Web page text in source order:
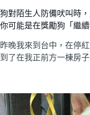
狗對陌生人防備吠叫時
你可能是在獎勵狗「繼續
昨晚我來到台中，在停
到了在我正前方一棟房